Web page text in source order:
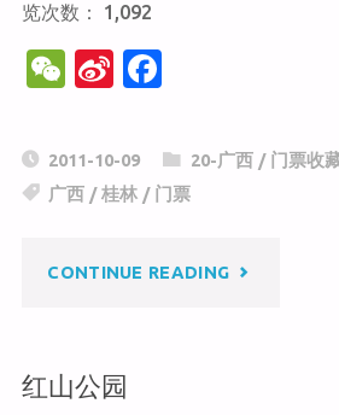
览次数： 1,092
W
C
h
Si
a
W
b
c
e
o
2011-10-09 20-广西/ 门票收
广西 /桂林 / 门票
CONTINUE READING"七
红山公园